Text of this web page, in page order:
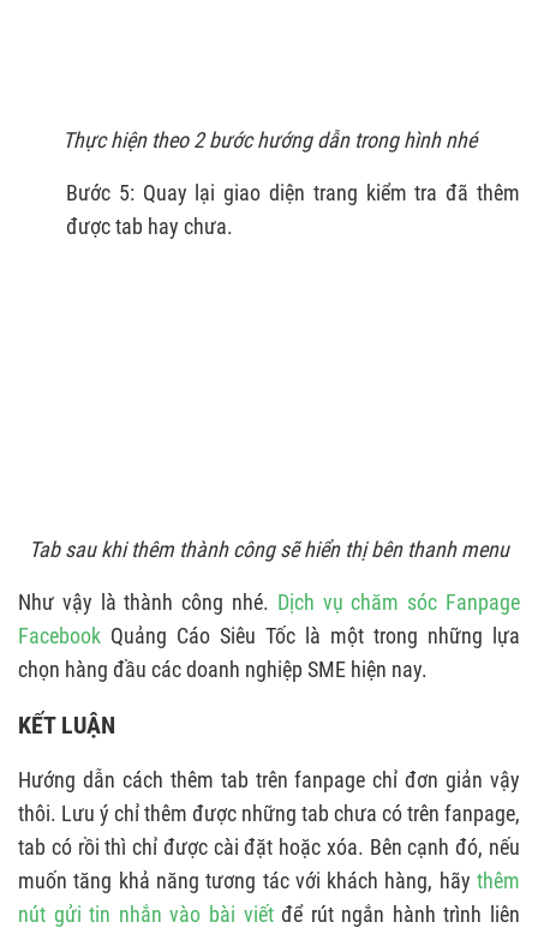
Thực hiện theo 2 bước hướng dẫn trong hình nhé
Bước 5: Quay lại giao diện trang kiểm tra đã thêm
được tab hay chưa.
Tab sau khi thêm thành công sẽ hiển thị bên thanh menu
Như vậy là thành công nhé. Dịch vụ chăm sóc Fanpage
Facebook Quảng Cáo Siêu Tốc là một trong những lựa
chọn hàng đầu các doanh nghiệp SME hiện nay.
KẾT LUẬN
Hướng dẫn cách thêm tab trên fanpage chỉ đơn giản vậy
thôi. Lưu ý chỉ thêm được những tab chưa có trên fanpage,
tab có rồi thì chỉ được cài đặt hoặc xóa. Bên cạnh đó, nếu
muốn tăng khả năng tương tác với khách hàng, hãy thêm
nút gửi tin nhắn vào bài viếtđể rút ngắn hành trình liên